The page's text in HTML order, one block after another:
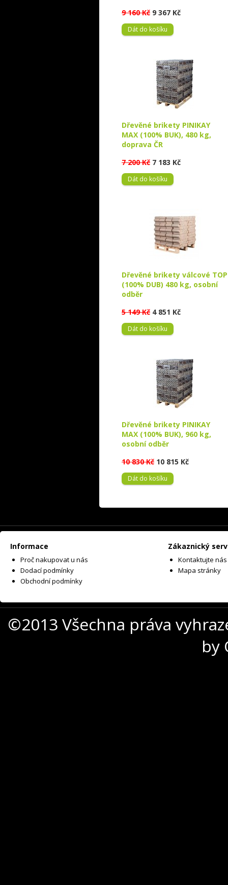
9 160 Kč 9 367 Kč
Dát do košíku
Dřevěné brikety PINIKAY
MAX (100% BUK), 480 kg,
doprava ČR
7 200 Kč 7 183 Kč
Dát do košíku
Dřevěné brikety válcové TOP
(100% DUB) 480 kg, osobní
odběr
5 149 Kč 4 851 Kč
Dát do košíku
Dřevěné brikety PINIKAY
MAX (100% BUK), 960 kg,
osobní odběr
10 830 Kč 10 815 Kč
Dát do košíku
Informace
Proč nakupovat u nás
Dodací podmínky
Obchodní podmínky
Zákaznický
Kontaktujte nás
Mapa stránky
©2013 Všechna práva
by